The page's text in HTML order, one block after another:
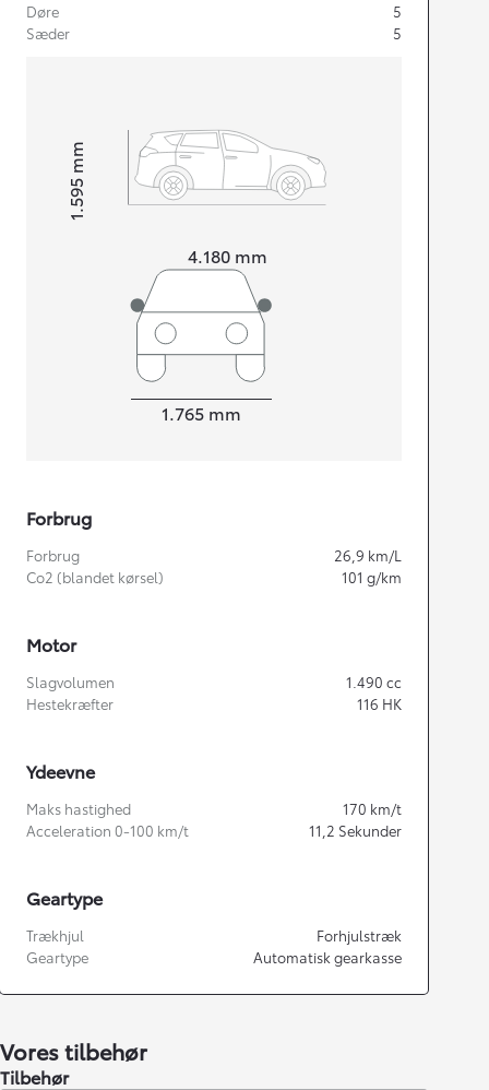
Døre
5
Sæder
5
4.180 mm
Højt1.595
mm
1.765 mm
Forbrug
Forbrug 26,9 km/L
Co2 (blandet kørsel)
101 g/km
Motor
Slagvolumen 1.490 cc
Hestekræfter
116 HK
Ydeevne
Maks hastighed 170 km/t
Acceleration 0-100 km/t
11,2 Sekunder
Geartype
Trækhjul
Forhjulstræk
Geartype
Automatisk gearkasse
Vores tilbehør
Tilbehør